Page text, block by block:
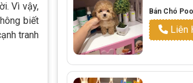
Vì vậy,
biết
tranh
Bán Chó
Liên